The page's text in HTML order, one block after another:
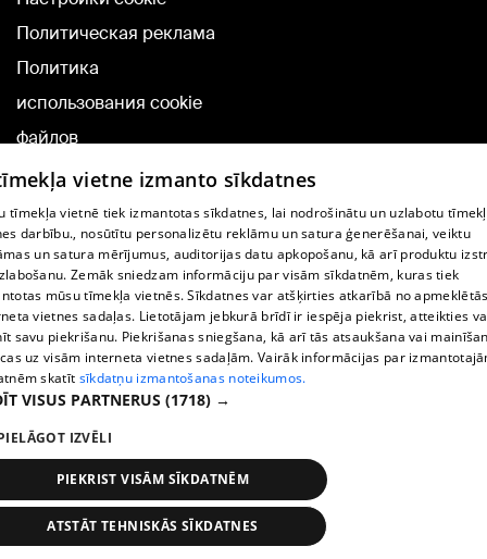
Политическая реклама
Политика
использования cookie
файлов
Добавление
комментариев
TВ-программа
Условия договора
360 Ziņu kontakti
Helio Media
Служба помощи портала: э-почта -
All rights reserved.
Новости Искать 1188 play Транспорт
vietne izmanto sīkdatnes
tīmekļa vietnē tiek izmantotas sīkdatnes, lai nodrošinātu un uzlabotu
darbību., nosūtītu personalizētu reklāmu un satura ģenerēšanai, veiktu
un satura mērījumus, auditorijas datu apkopošanu, kā arī produktu
Zemāk sniedzam informāciju par visām sīkdatnēm, kuras tiek
mūsu tīmekļa vietnēs. Sīkdatnes var atšķirties atkarībā no
vietnes sadaļas. Lietotājam jebkurā brīdī ir iespēja piekrist, atteikties
savu piekrišanu. Piekrišanas sniegšana, kā arī tās atsaukšana vai
uz visām interneta vietnes sadaļām. Vairāk informācijas par
skatīt sīkdatņu izmantošanas noteikumos.
VISUS PARTNERUS (1718) →
IZVĒLI
PIEKRIST VISĀM SĪKDATNĒM
ATSTĀT TEHNISKĀS SĪKDATNES